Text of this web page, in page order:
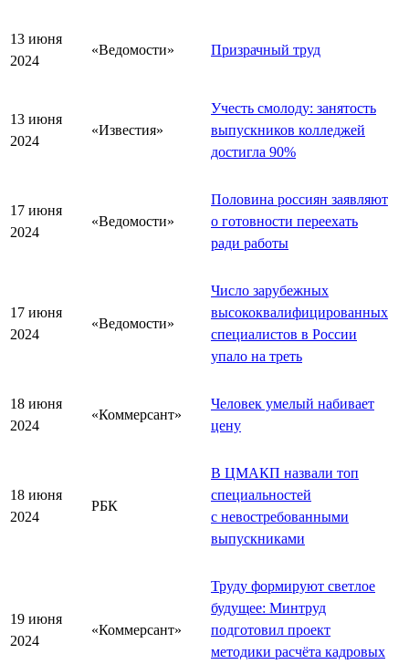
13 июня
2024
«Ведомости» Призрачный труд
13 июня
2024
«Известия»
Учесть смолоду: занятость
выпускников колледжей
достигла 90%
17 июня
2024
«Ведомости»
Половина россиян заявляют
о готовности переехать
ради работы
17 июня
2024
«Ведомости»
Число зарубежных
высококвалифицированных
специалистов в России
упало на треть
18 июня
2024
«Коммерсант»
Человек умелый набивает
цену
18 июня
2024
РБК
В ЦМАКП назвали топ
специальностей
с невостребованными
выпускниками
19 июня
2024
«Коммерсант»
Труду формируют светлое
будущее: Минтруд
подготовил проект
методики расчёта кадровых